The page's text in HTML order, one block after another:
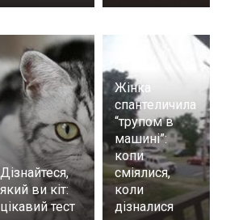
Дізнайтеся,
який ви кіт:
цікавий тест
Жінка
спантеличила
“трупом в
машині”:
копи
сміялися,
коли
дізналися